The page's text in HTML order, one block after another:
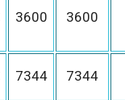
3600 3600
7344 7344